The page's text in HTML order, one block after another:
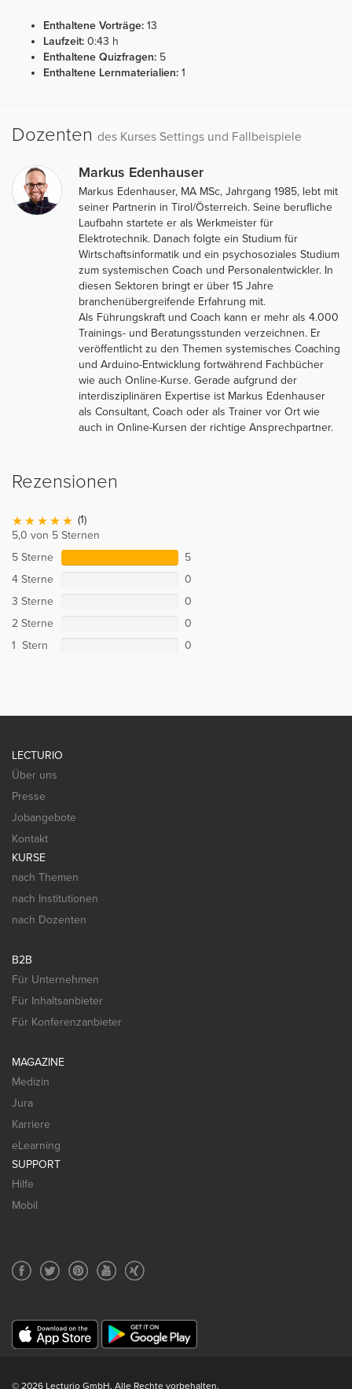
Enthaltene Vorträge: 13
Laufzeit: 0:43 h
Enthaltene Quizfragen: 5
Enthaltene Lernmaterialien: 1
Dozenten des Kurses Settings und Fallbeispiele
Markus Edenhauser
Markus Edenhauser, MA MSc, Jahrgang 1985, lebt mit
seiner Partnerin in Tirol/Österreich. Seine berufliche
Laufbahn startete er als Werkmeister für
Elektrotechnik. Danach folgte ein Studium für
Wirtschaftsinformatik und ein psychosoziales Studium
zum systemischen Coach und Personalentwickler. In
diesen Sektoren bringt er über 15 Jahre
branchenübergreifende Erfahrung mit.
Als Führungskraft und Coach kann er mehr als 4.000
Trainings- und Beratungsstunden verzeichnen. Er
veröffentlicht zu den Themen systemisches Coaching
und Arduino-Entwicklung fortwährend Fachbücher
wie auch Online-Kurse. Gerade aufgrund der
interdisziplinären Expertise ist Markus Edenhauser
als Consultant, Coach oder als Trainer vor Ort wie
auch in Online-Kursen der richtige Ansprechpartner.
Rezensionen
(1)
5,0 von 5 Sternen
5 Sterne
5
4 Sterne
0
3 Sterne
0
2 Sterne
0
1 Stern
0
LECTURIO
Über uns
Presse
Jobangebote
Kontakt
KURSE
nach Themen
nach Institutionen
nach Dozenten
B2B
Für Unternehmen
Für Inhaltsanbieter
Für Konferenzanbieter
MAGAZINE
Medizin
Jura
Karriere
eLearning
SUPPORT
Hilfe
Mobil
© 2026 Lecturio GmbH. Alle Rechte vorbehalten.